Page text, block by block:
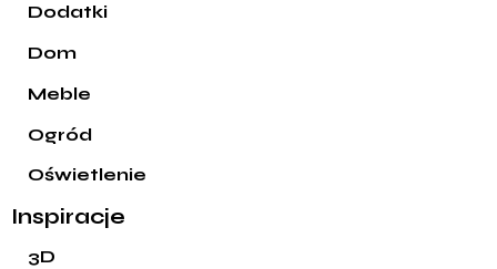
Dodatki
Dom
Meble
Ogród
Oświetlenie
Inspiracje
3D